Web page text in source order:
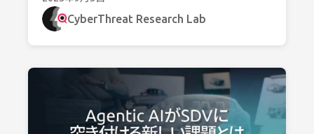
CyberThreat Research Lab